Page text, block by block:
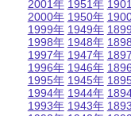
2001年
2000年
1999年
1998年
1997年
1996年
1995年
1994年
1993年
1951年
1950年
1949年
1948年
1947年
1946年
1945年
1944年
1943年